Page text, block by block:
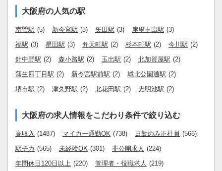
大阪府の人気の駅
南巽駅 (5) 新今宮駅 (3) 矢田駅 (3) 岸里玉出駅 (3)
福駅 (3) 星田駅 (3) 弁天町駅 (2) 杉本町駅 (2) 今川駅 (2)
針中野駅 (2) 森小路駅 (2) 玉出駅 (2) 北加賀屋駅 (2)
蒲生四丁目駅 (2) 新今宮駅前駅 (2) 城北公園通駅 (2)
堺市駅 (2) 津久野駅 (2) 北花田駅 (2) 光明池駅 (2)
大阪府の求人情報をこだわり条件で絞り込む
高収入 (1487) マイカー通勤OK (738) 日勤のみ正社員 (566)
駅チカ (565) 未経験OK (301) 非公開求人 (224)
年間休日120日以上 (220) 管理者・役職求人 (219)